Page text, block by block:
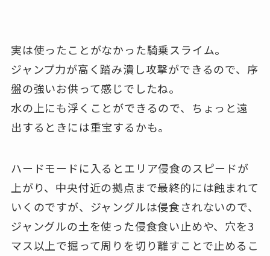
実は使ったことがなかった騎乗スライム。
ジャンプ力が高く踏み潰し攻撃ができるので、序
盤の強いお供って感じでしたね。
水の上にも浮くことができるので、ちょっと遠
出するときには重宝するかも。
ハードモードに入るとエリア侵食のスピードが
上がり、中央付近の拠点まで最終的には蝕まれて
いくのですが、ジャングルは侵食されないので、
ジャングルの土を使った侵食食い止めや、穴を3
マス以上で掘って周りを切り離すことで止めるこ